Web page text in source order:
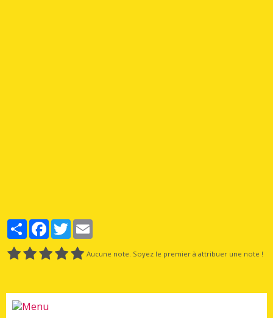
PartagerFacebook
Twitter
Aucune note. Soyez le premier à attribuer une note !